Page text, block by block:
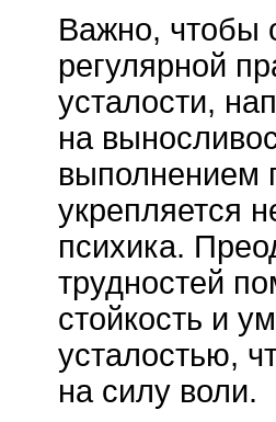
Важно, чтобы
регулярной
усталости,
на
выполнением
укрепляется
психика.
трудностей
стойкость и
усталостью,
на силу воли.